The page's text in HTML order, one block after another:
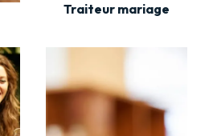
Traiteur mariage